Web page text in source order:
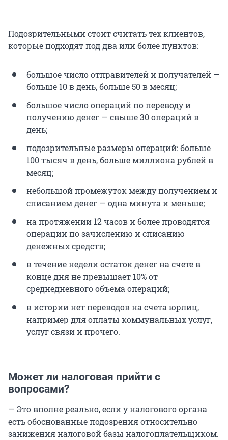
Подозрительными стоит считать тех клиентов,
которые подходят под два или более пунктов:
большое число отправителей и получателей —
больше 10 в день, больше 50 в месяц;
большое число операций по переводу и
получению денег — свыше30 операцийв
день;
подозрительные размеры операций: больше
100 тысяч в день, больше миллиона рублей в
месяц;
небольшой промежуток между получением и
списанием денег — одна минута и меньше;
на протяжении 12 часов и более проводятся
операции по зачислению и списанию
денежных средств;
в течение недели остаток денег на счете в
конце дня не превышает 10% от
среднедневного объема операций;
в истории нет переводов на счета юрлиц,
например для оплаты коммунальных услуг,
услуг связи и прочего.
Может ли налоговая прийти с
вопросами?
— Это вполне реально, если у налогового органа
есть обоснованные подозрения относительно
занижения налоговой базы налогоплательщиком.